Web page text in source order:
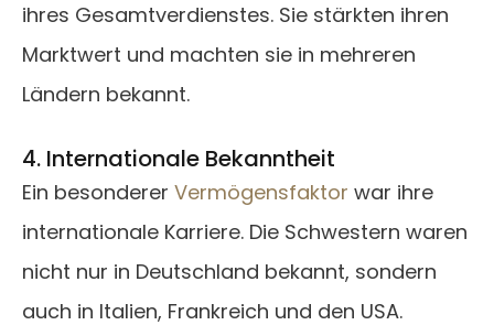
ihres Gesamtverdienstes. Sie stärkten ihren
Marktwert und machten sie in mehreren
Ländern bekannt.
4. Internationale Bekanntheit
Ein besonderer Vermögensfaktor war ihre
internationale Karriere. Die Schwestern waren
nicht nur in Deutschland bekannt, sondern
auch in Italien, Frankreich und den USA.